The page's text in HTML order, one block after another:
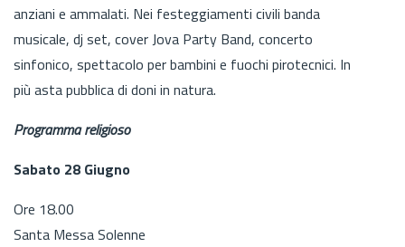
anziani e ammalati. Nei festeggiamenti civili banda
musicale, dj set, cover Jova Party Band, concerto
sinfonico, spettacolo per bambini e fuochi pirotecnici. In
più asta pubblica di doni in natura.
Programma religioso
Sabato 28 Giugno
Ore 18.00
Santa Messa Solenne